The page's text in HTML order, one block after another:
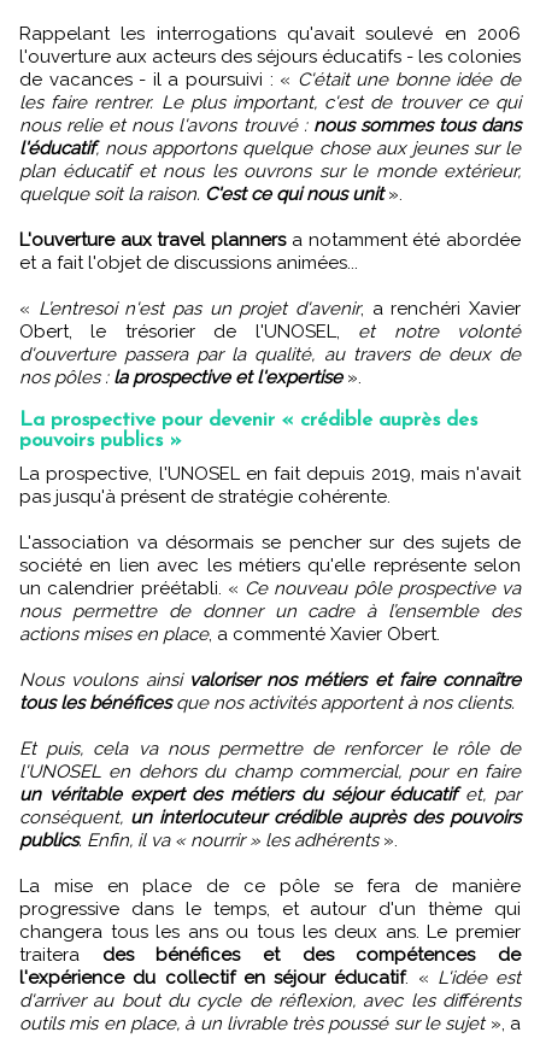
Rappelant les interrogations qu'avait soulevé en 2006
l'ouverture aux acteurs des séjours éducatifs - les colonies
de vacances - il a poursuivi : « C'était une bonne idée de
les faire rentrer. Le plus important, c'est de trouver ce qui
nous relie et nous l'avons trouvé : nous sommes tous dans
l'éducatif, nous apportons quelque chose aux jeunes sur le
plan éducatif et nous les ouvrons sur le monde extérieur,
quelque soit la raison. C'est ce qui nous unit».
L'ouverture aux travel plannersa notamment été abordée
et a fait l'objet de discussions animées...
« L’entresoi n'est pas un projet d'avenir, a renchéri Xavier
Obert, le trésorier de l'UNOSEL, et notre volonté
d'ouverture passera par la qualité, au travers de deux de
nos pôles : la prospective et l'expertise».
La prospective pour devenir « crédible auprès des
pouvoirs publics »
La prospective, l'UNOSEL en fait depuis 2019, mais n'avait
pas jusqu'à présent de stratégie cohérente.
L'association va désormais se pencher sur des sujets de
société en lien avec les métiers qu'elle représente selon
un calendrier préétabli. « Ce nouveau pôle prospective va
nous permettre de donner un cadre à l’ensemble des
actions mises en place, a commenté Xavier Obert.
Nous voulons ainsi valoriser nos métiers et faire connaître
tous les bénéficesque nos activités apportent à nos clients.
Et puis, cela va nous permettre de renforcer le rôle de
l'UNOSEL en dehors du champ commercial, pour en faire
un véritable expert des métiers du séjour éducatifet, par
conséquent, un interlocuteur crédible auprès des pouvoirs
publics. Enfin, il va « nourrir » les adhérents».
La mise en place de ce pôle se fera de manière
progressive dans le temps, et autour d'un thème qui
changera tous les ans ou tous les deux ans. Le premier
traitera des bénéfices et des compétences de
l'expérience du collectif en séjour éducatif. « L'idée est
d'arriver au bout du cycle de réflexion, avec les différents
outils mis en place, à un livrable très poussé sur le sujet», a